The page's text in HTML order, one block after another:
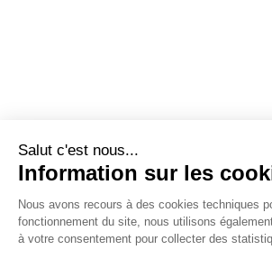
2B2G AVOCATS